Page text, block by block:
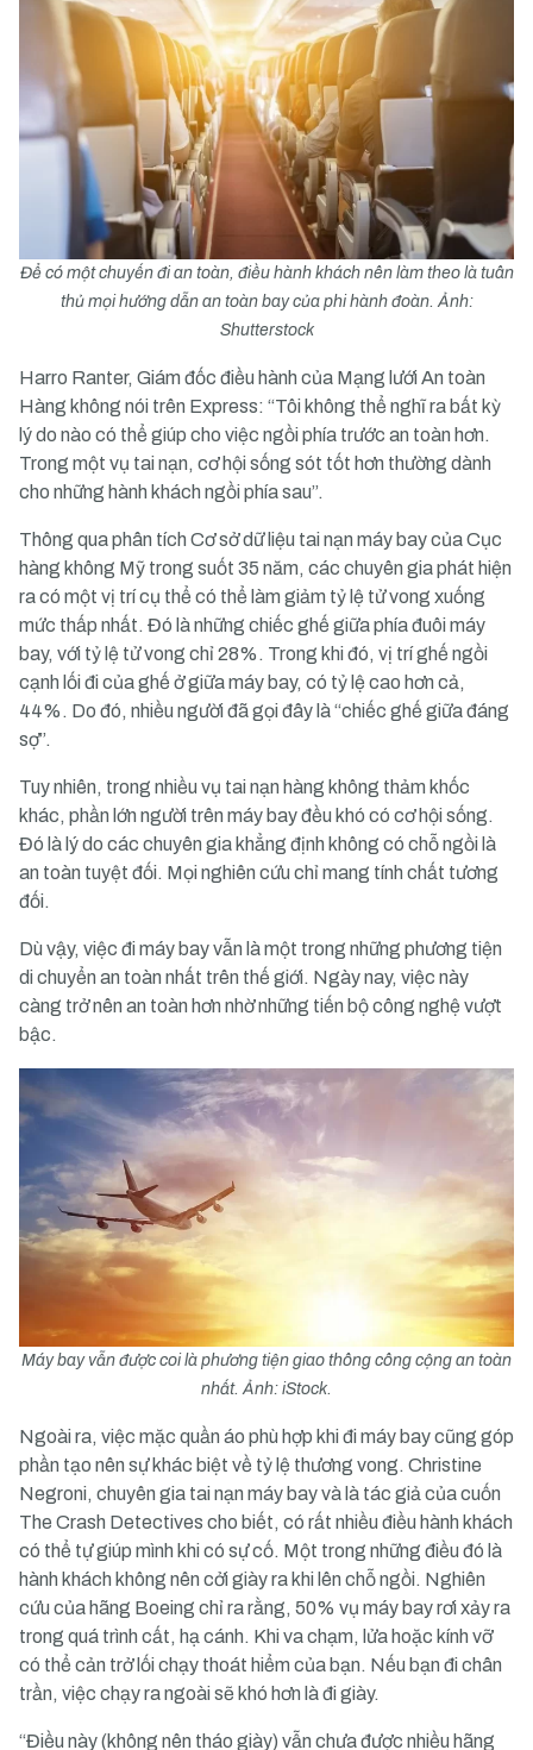
Để có một chuyến đi an toàn, điều hành khách nên làm theo là tuân
thủ mọi hướng dẫn an toàn bay của phi hành đoàn. Ảnh:
Shutterstock
Harro Ranter, Giám đốc điều hành của Mạng lưới An toàn
Hàng không nói trên Express: “Tôi không thể nghĩ ra bất kỳ
lý do nào có thể giúp cho việc ngồi phía trước an toàn hơn.
Trong một vụ tai nạn, cơ hội sống sót tốt hơn thường dành
cho những hành khách ngồi phía sau”.
Thông qua phân tích Cơ sở dữ liệu tai nạn máy bay của Cục
hàng không Mỹ trong suốt 35 năm, các chuyên gia phát hiện
ra có một vị trí cụ thể có thể làm giảm tỷ lệ tử vong xuống
mức thấp nhất. Đó là những chiếc ghế giữa phía đuôi máy
bay, với tỷ lệ tử vong chỉ 28%. Trong khi đó, vị trí ghế ngồi
cạnh lối đi của ghế ở giữa máy bay, có tỷ lệ cao hơn cả,
44%. Do đó, nhiều người đã gọi đây là “chiếc ghế giữa đáng
sợ”.
Tuy nhiên, trong nhiều vụ tai nạn hàng không thảm khốc
khác, phần lớn người trên máy bay đều khó có cơ hội sống.
Đó là lý do các chuyên gia khẳng định không có chỗ ngồi là
an toàn tuyệt đối. Mọi nghiên cứu chỉ mang tính chất tương
đối.
Dù vậy, việc đi máy bay vẫn là một trong những phương tiện
di chuyển an toàn nhất trên thế giới. Ngày nay, việc này
càng trở nên an toàn hơn nhờ những tiến bộ công nghệ vượt
bậc.
Máy bay vẫn được coi là phương tiện giao thông công cộng an toàn
nhất. Ảnh: iStock.
Ngoài ra, việc mặc quần áo phù hợp khi đi máy bay cũng góp
phần tạo nên sự khác biệt về tỷ lệ thương vong. Christine
Negroni, chuyên gia tai nạn máy bay và là tác giả của cuốn
The Crash Detectives cho biết, có rất nhiều điều hành khách
có thể tự giúp mình khi có sự cố. Một trong những điều đó là
hành khách không nên cởi giày ra khi lên chỗ ngồi. Nghiên
cứu của hãng Boeing chỉ ra rằng, 50% vụ máy bay rơi xảy ra
trong quá trình cất, hạ cánh. Khi va chạm, lửa hoặc kính vỡ
có thể cản trở lối chạy thoát hiểm của bạn. Nếu bạn đi chân
trần, việc chạy ra ngoài sẽ khó hơn là đi giày.
“Điều này (không nên tháo giày) vẫn chưa được nhiều hãng